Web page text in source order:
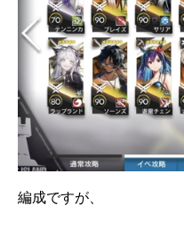
編成ですが、